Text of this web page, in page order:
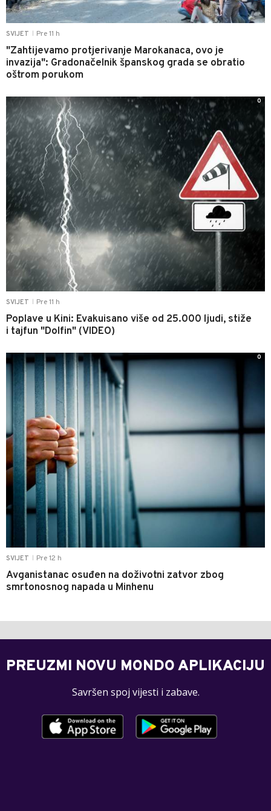
SVIJET Pre 11 h
"Zahtijevamo protjerivanje Marokanaca, ovo je
invazija": Gradonačelnik španskog grada se obratio
oštrom porukom
SVIJET Pre 11 h
Poplave u Kini: Evakuisano više od 25.000 ljudi, stiže
i tajfun "Dolfin" (VIDEO)
0
SVIJET Pre 12 h
Avganistanac osuđen na doživotni zatvor zbog
smrtonosnog napada u Minhenu
0
PREUZMI NOVU MONDO APLIKACIJU
Savršen spoj vijesti i zabave.